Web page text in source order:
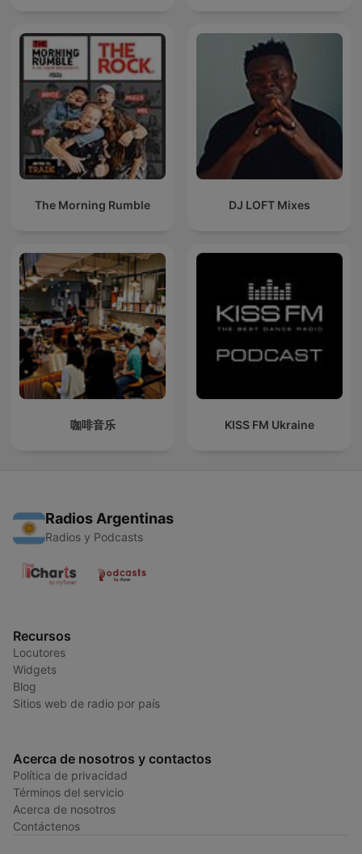
The Morning Rumble DJ LOFT Mixes
咖啡音乐 KISS FM Ukraine
Radios Argentinas
Radios y Podcasts
Recursos
Locutores
Widgets
Blog
Sitios web de radio por país
Acerca de nosotros y contactos
Política de privacidad
Términos del servicio
Acerca de nosotros
Contáctenos